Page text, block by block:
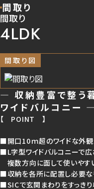
― 収納豊富で整う
ワイドバルコニー ―
【 POINT 】
■開口10ｍ超のワイドな外
■L字型ワイドバルコニーで広
複数方向に面して使いやす
■収納を各所に配置し必要な
■SICで玄関まわりをすっき
間取り
間取り
4LDK
間取り図
新着物件
おすすめ物件